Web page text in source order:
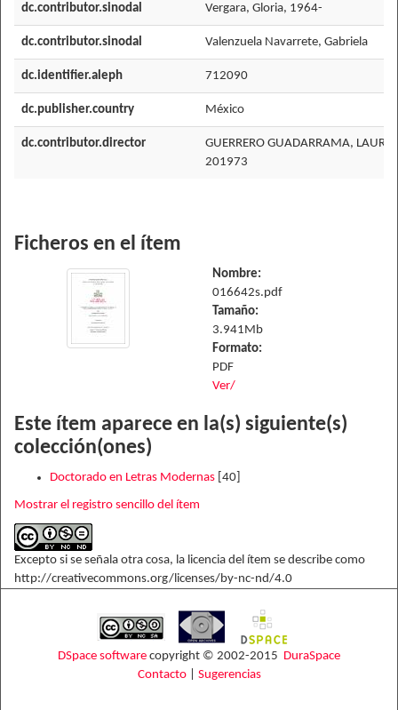
dc.contributor.sinodal Vergara, Gloria, 1964-
dc.contributor.sinodal Valenzuela Navarrete, Gabriela
dc.identifier.aleph 712090
dc.publisher.country México
dc.contributor.director
GUERRERO GUADARRAMA, LAURA
201973
Ficheros en el ítem
Nombre:
016642s.pdf
Tamaño:
3.941Mb
Formato:
PDF
Ver/
Este ítem aparece en la(s) siguiente(s)
colección(ones)
Doctorado en Letras Modernas [40]
Mostrar el registro sencillo del ítem
Excepto si se señala otra cosa, la licencia del ítem se describe como
http://creativecommons.org/licenses/by-nc-nd/4.0
DSpace software copyright © 2002-2015 DuraSpace
Contacto| Sugerencias